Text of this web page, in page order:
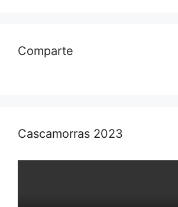
Comparte
Cascamorras 2023